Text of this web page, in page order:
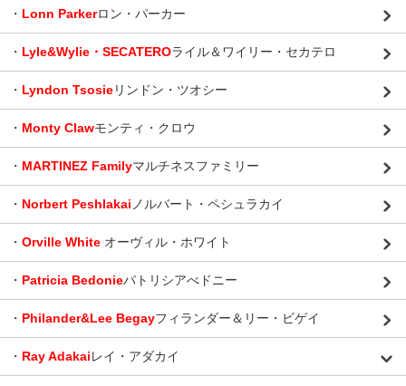
・ Lonn Parkerロン・パーカー
・ Lyle&Wylie・SECATEROライル＆ワイリー・セカテロ
・ Lyndon Tsosieリンドン・ツオシー
・ Monty Clawモンティ・クロウ
・ MARTINEZ Familyマルチネスファミリー
・ Norbert Peshlakai ノルバート・ペシュラカイ
・ Orville White オーヴィル・ホワイト
・ Patricia Bedonieパトリシアべドニー
・ Philander&Lee Begayフィランダー＆リー・ビゲイ
・ Ray Adakaiレイ・アダカイ